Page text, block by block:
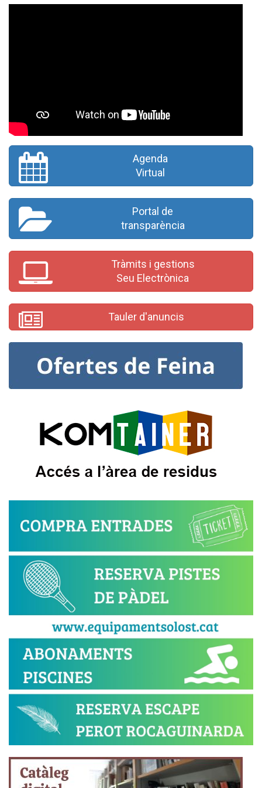
Agenda
Virtual
Portal de
transparència
Tràmits i gestions
Seu Electrònica
Tauler d'anuncis